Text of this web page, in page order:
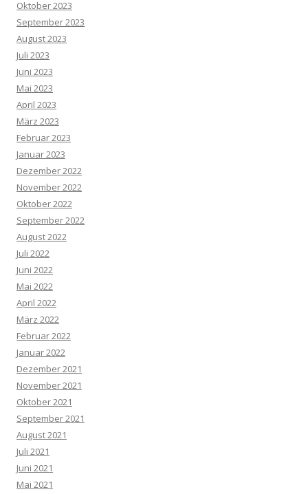
Oktober 2023
September 2023
August 2023
Juli 2023
Juni 2023
Mai 2023
April 2023
März 2023
Februar 2023
Januar 2023
Dezember 2022
November 2022
Oktober 2022
September 2022
August 2022
Juli 2022
Juni 2022
Mai 2022
April 2022
März 2022
Februar 2022
Januar 2022
Dezember 2021
November 2021
Oktober 2021
September 2021
August 2021
Juli 2021
Juni 2021
Mai 2021